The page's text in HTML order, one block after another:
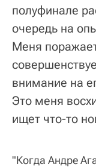
полуфинале
очередь на
Меня
внимание на
Это меня
ищет что-то
"Когда Андре